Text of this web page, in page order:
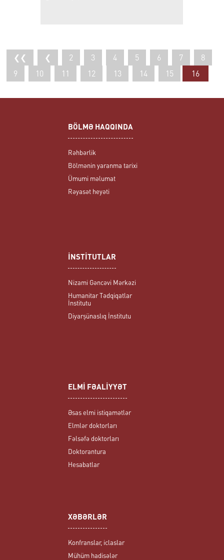
❮❮ ❮ 2 3 4 5 6 7
8
9
10 11 12 13 14 15 16
BÖLMƏ HAQQINDA
Rəhbərlik
Bölmənin yaranma tarixi
Ümumi məlumat
Rəyasət heyəti
İNSTİTUTLAR
Nizami Gəncəvi Mərkəzi
Humanitar Tədqiqatlar
İnstitutu
Diyarşünaslıq İnstitutu
ELMİ FƏALİYYƏT
Əsas elmi istiqamətlər
Elmlər doktorları
Fəlsəfə doktorları
Doktorantura
Hesabatlar
XƏBƏRLƏR
Konfranslar, iclaslar
Mühüm hadisələr